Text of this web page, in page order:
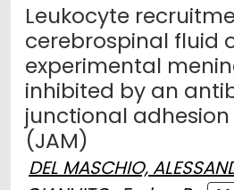
Leukocyte
cerebrospinal fluid
experimental
inhibited by an
junctional
(JAM)
DEL MASCHIO,